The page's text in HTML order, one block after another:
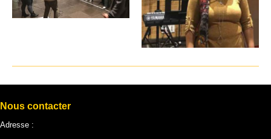
Nous contacter
Adresse :